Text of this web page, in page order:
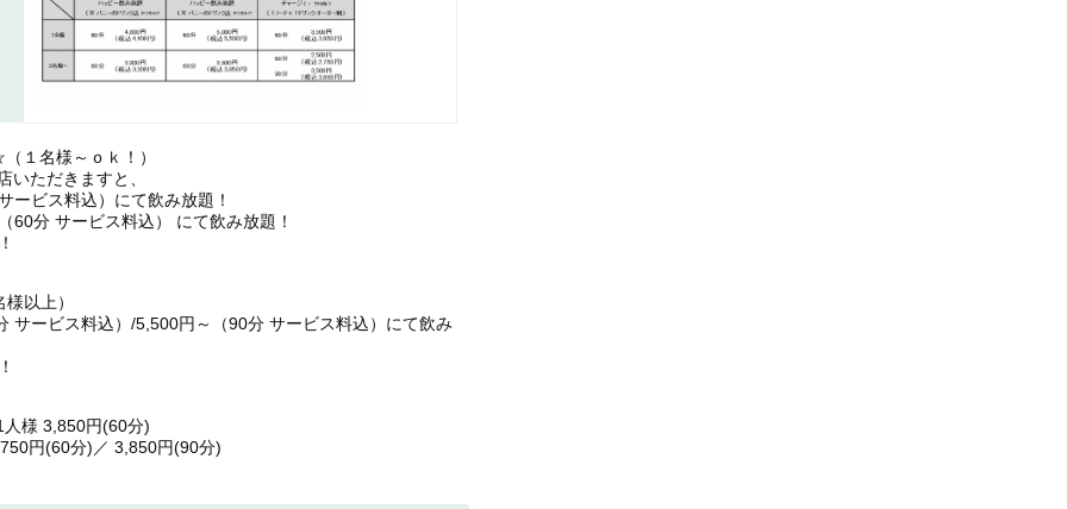
１名様～ｏｋ！）
いただきますと、
ービス料込）にて飲み放題！
60分 サービス料込） にて飲み放題！
以上）
サービス料込）/5,500円～（90分 サービス料込）にて飲み
様 3,850円(60分)
円(60分)／ 3,850円(90分)